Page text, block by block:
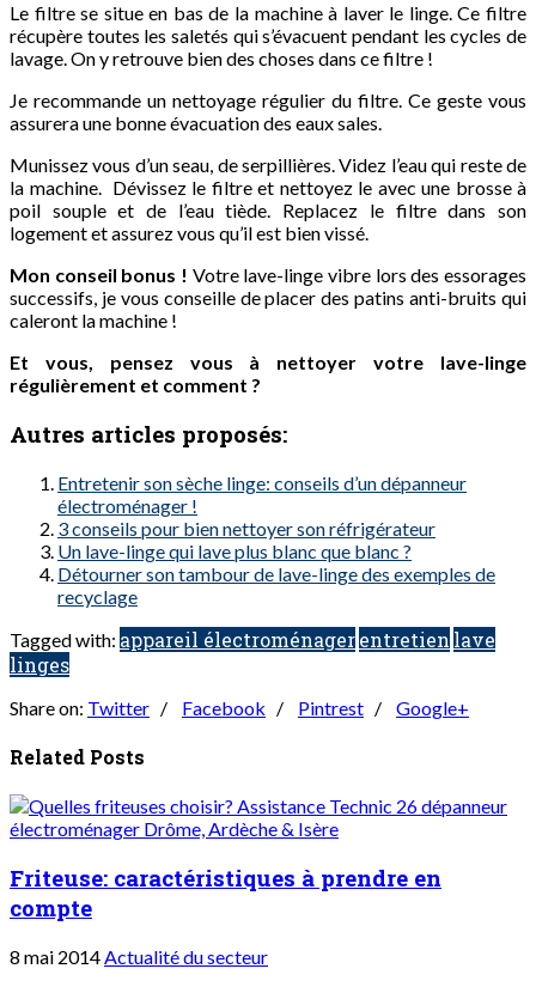
Le filtre se situe en bas de la machine à laver le linge. Ce filtre
récupère toutes les saletés qui s’évacuent pendant les cycles de
lavage. On y retrouve bien des choses dans ce filtre !
Je recommande un nettoyage régulier du filtre. Ce geste vous
assurera une bonne évacuation des eaux sales.
Munissez vous d’un seau, de serpillières. Videz l’eau qui reste de
la machine. Dévissez le filtre et nettoyez le avec une brosse à
poil souple et de l’eau tiède. Replacez le filtre dans son
logement et assurez vous qu’il est bien vissé.
Mon conseil bonus ! Votre lave-linge vibre lors des essorages
successifs, je vous conseille de placer des patins anti-bruits qui
caleront la machine !
Et vous, pensez vous à nettoyer votre lave-linge
régulièrement et comment ?
Autres articles proposés:
Entretenir son sèche linge: conseils d’un dépanneur
électroménager !
3 conseils pour bien nettoyer son réfrigérateur
Un lave-linge qui lave plus blanc que blanc ?
Détourner son tambour de lave-linge des exemples de
recyclage
Tagged with: appareil électroménagerentretien lave
linges
Share on: Twitter / Facebook / Pintrest / Google+
Related Posts
Friteuse: caractéristiques à prendre en
compte
8 mai 2014 Actualité du secteur